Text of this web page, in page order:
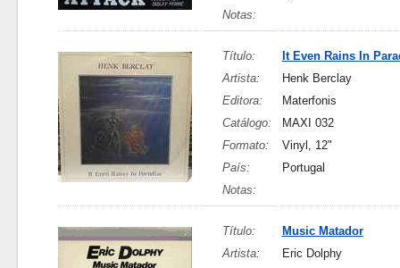
Notas:
Título:
It Even Rains In
Artista:
Henk Berclay
Editora:
Materfonis
Catálogo:
MAXI 032
Formato:
Vinyl, 12"
País:
Portugal
Notas:
Título:
Music Matador
Artista:
Eric Dolphy